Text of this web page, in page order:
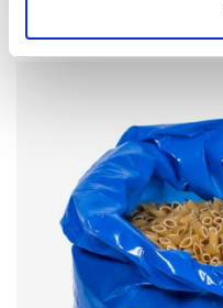
wewnętrznych/
do recyklingu.